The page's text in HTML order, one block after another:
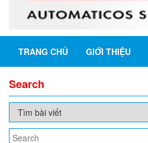
TRANG CHỦ GIỚI THIỆU
Search